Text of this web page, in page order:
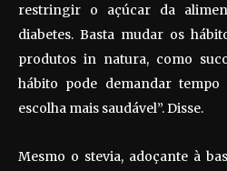
restringir o açúcar da
diabetes. Basta mudar os
produtos in natura, como
hábito pode demandar
escolha mais saudável”. Disse.
Mesmo o stevia, adoçante à